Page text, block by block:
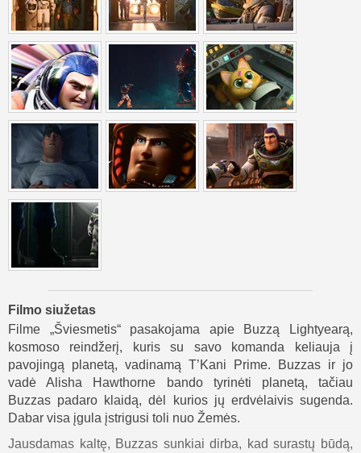
Filmo siužetas
Filme „Šviesmetis“ pasakojama apie Buzzą Lightyearą,
kosmoso reindžerį, kuris su savo komanda keliauja į
pavojingą planetą, vadinamą T’Kani Prime. Buzzas ir jo
vadė Alisha Hawthorne bando tyrinėti planetą, tačiau
Buzzas padaro klaidą, dėl kurios jų erdvėlaivis sugenda.
Dabar visa įgula įstrigusi toli nuo Žemės.
Jausdamas kaltę, Buzzas sunkiai dirba, kad surastų būdą,